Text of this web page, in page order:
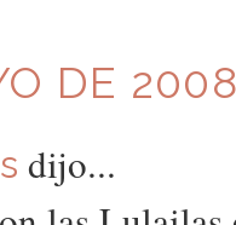
DE
dijo...